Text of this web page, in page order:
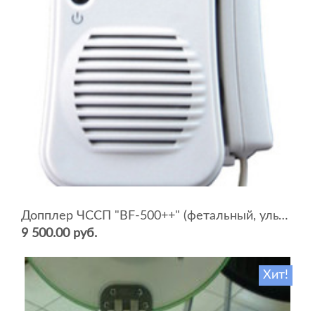
Допплер ЧССП "BF-500++" (фетальный, ультразвуковой)
9 500.00 руб.
Хит!